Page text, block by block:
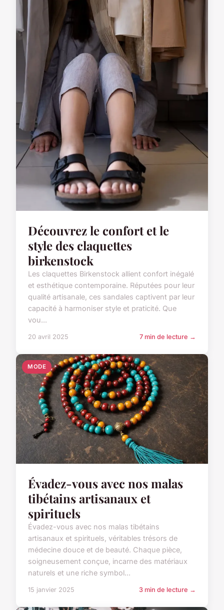
Découvrez le confort et le
style des claquettes
birkenstock
Les claquettes Birkenstock allient confort inégalé
et esthétique contemporaine. Réputées pour leur
qualité artisanale, ces sandales captivent par leur
capacité à harmoniser style et praticité. Que
vou...
20 avril 2025 7 min de lecture →
MODE
Évadez-vous avec nos malas
tibétains artisanaux et
spirituels
Évadez-vous avec nos malas tibétains
artisanaux et spirituels, véritables trésors de
médecine douce et de beauté. Chaque pièce,
soigneusement conçue, incarne des matériaux
naturels et une riche symbol...
15 janvier 2025 3 min de lecture →